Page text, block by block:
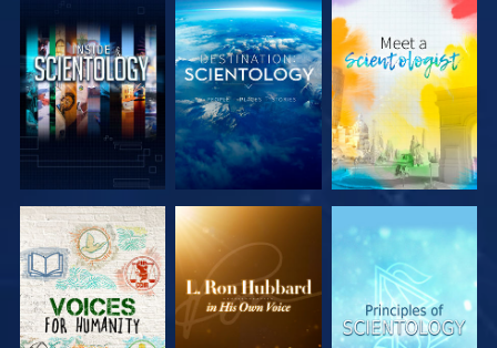
SERIE
ENTDECKEN
SERIE
ENTDECKEN
SERIE
ENTDECKEN